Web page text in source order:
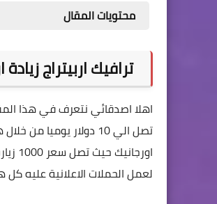
محتويات المقال
ترافيك اربيتراج زيادة
اهلا اصدقائي نتعرف في هذا
لعمل الحملات الاعلانية عليه